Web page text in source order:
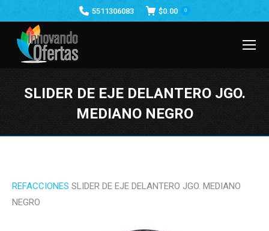
5511306083 $0.00 0
SLIDER DE EJE DELANTERO JGO.
MEDIANO NEGRO
REFACCIONES SLIDER DE EJE DELANTERO JGO. MEDIANO
NEGRO